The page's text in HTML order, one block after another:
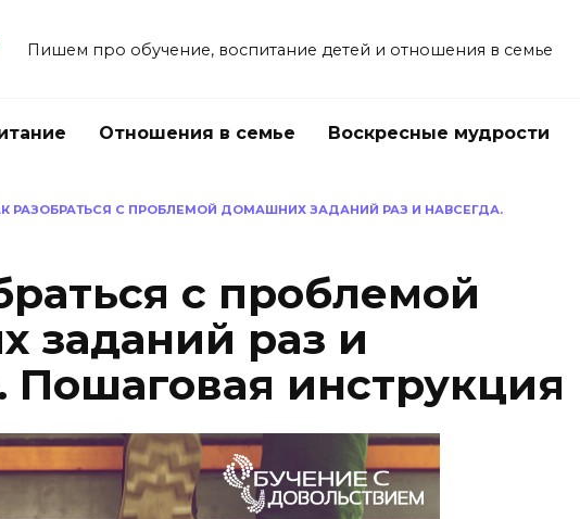
Пишем про обучение, воспитание детей и отношения в семье
Отношения в семье Воскресные мудрости
РАЗОБРАТЬСЯ С ПРОБЛЕМОЙ ДОМАШНИХ ЗАДАНИЙ РАЗ И НАВСЕГДА.
с проблемой
заданий раз и
Пошаговая инструкция